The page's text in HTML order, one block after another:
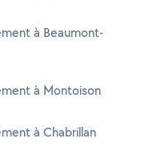
à Beaumont-
à Montoison
à Chabrillan